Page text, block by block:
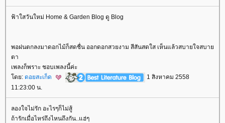
ฟ้าใสวันใหม่ Home & Garden Blog ดู Blog
พอฝนตกลงมาดอกไม้ก็สดชื่น ออกดอกสวยงาม สีสันสดใส เห็นแล้วสบายใจสบา
ตา
เพลงก็พราะ ชอบเพลงนี้ค่ะ
ดย: ดอยสะเก็ด
1 สิงหาคม 2558
11:23:00 น.
ลองใจไม่รัก อะไรๆก็ไม่สู้
ถ้ารักเมื่อไหร่ถึงไหนถึงกัน..แฮ่ๆ